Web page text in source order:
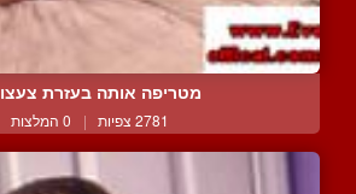
מטריפה אותה בעזרת
2781 צפיות | 0 המלצות